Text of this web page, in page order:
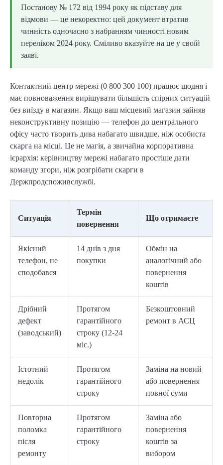
Постанову № 172 від 1994 року як підставу для
відмови — це некоректно: цей документ втратив
чинність одночасно з набранням чинності новим
переліком 2024 року. Сміливо вказуйте на це у своїй
заяві.
Контактний центр мережі (0 800 300 100) працює щодня і
має повноваження вирішувати більшість спірних ситуацій
без виїзду в магазин. Якщо ваш місцевий магазин зайняв
неконструктивну позицію — телефон до центрального
офісу часто творить дива набагато швидше, ніж особиста
скарга на місці. Це не магія, а звичайна корпоративна
ієрархія: керівництву мережі набагато простіше дати
команду згори, ніж розгрібати скарги в
Держпродспоживслужбі.
Ситуація
Термін
повернення
Що отримаєте
Якісний
телефон, не
сподобався
14 днів з дня
покупки
Обмін на
аналогічний або
повернення
коштів
Дрібний
дефект
(заводський)
Протягом
гарантійного
строку (12-24
міс.)
Безкоштовний
ремонт в АСЦ
Істотний
недолік
Протягом
гарантійного
строку
Заміна на новий
або повернення
повної суми
Повторна
поломка
після
ремонту
Протягом
гарантійного
строку
Заміна або
повернення
коштів за
вибором